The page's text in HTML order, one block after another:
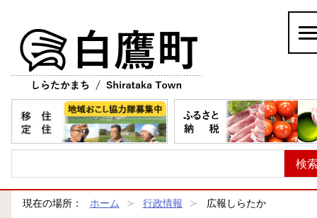
現在の場所： ホーム 行政情報 広報しらたか